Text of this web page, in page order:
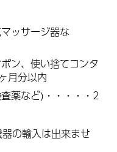
ッサージ器な
ン、使い捨てコンタ
月分以内
薬など)・・・・・2
の輸入は出来ませ